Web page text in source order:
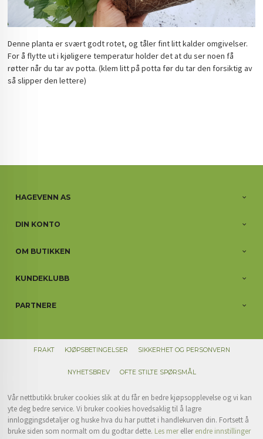
Denne planta er svært godt rotet, og tåler fint litt kalder omgivelser.
For å flytte ut i kjøligere temperatur holder det at du ser noen få
røtter når du tar av potta. (klem litt på potta før du tar den forsiktig av
så slipper den lettere)
HAGEVENN AS
DIN KONTO
OM BUTIKKEN
KUNDEKLUBB
PARTNERE
FRAKT KJØPSBETINGELSER SIKKERHET OG PERSONVERN
NYHETSBREV OFTE STILTE SPØRSMÅL
Vår nettbutikk bruker cookies slik at du får en bedre kjøpsopplevelse og vi kan
yte deg bedre service. Vi bruker cookies hovedsaklig til å lagre
innloggingsdetaljer og huske hva du har puttet i handlekurven din. Fortsett å
bruke siden som normalt om du godtar dette. Les merellerendre innstillinger